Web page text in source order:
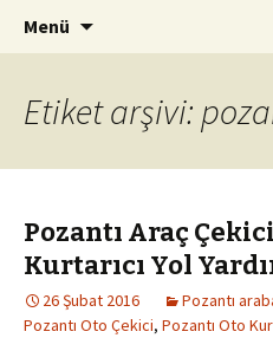
Pozantı Oto
261 94 08
Kurtarıcı Yol Yardım
Menü
Etiket arşivi:
Pozantı Araç
Kurtarıcı Yol
26 Şubat 2016 Pozantı
Pozantı Oto Çekici, Pozantı Oto